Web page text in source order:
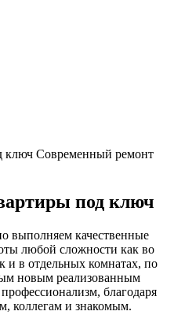
ключ Современный ремонт
под ключ
выполняем качественные
любой сложности как во
и в отдельных комнатах, по
новым реализованным
благодаря
коллегам и знакомым.